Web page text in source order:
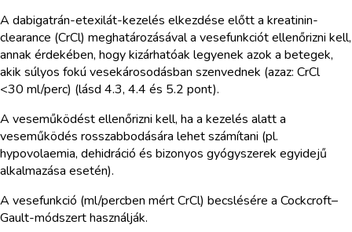
A dabigatrán-etexilát-kezelés elkezdése előtt a kreatinin-
clearance (CrCl) meghatározásával a vesefunkciót ellenőrizni kell,
annak érdekében, hogy kizárhatóak legyenek azok a betegek,
akik súlyos fokú vesekárosodásban szenvednek (azaz: CrCl
<30 ml/perc) (lásd 4.3, 4.4 és 5.2 pont).
A veseműködést ellenőrizni kell, ha a kezelés alatt a
veseműködés rosszabbodására lehet számítani (pl.
hypovolaemia, dehidráció és bizonyos gyógyszerek egyidejű
alkalmazása esetén).
A vesefunkció (ml/percben mért CrCl) becslésére a Cockcroft–
Gault-módszert használják.